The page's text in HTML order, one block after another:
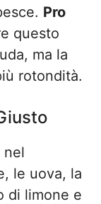
Pro
questo
ma la
rotondità.
nel
le uova, la
di limone e